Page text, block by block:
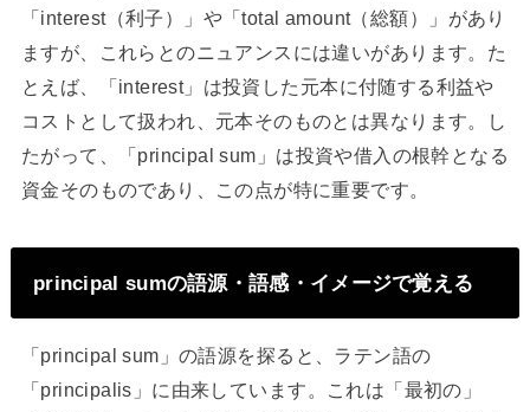
「interest（利子）」や「total amount（総額）」があり
ますが、これらとのニュアンスには違いがあります。た
とえば、「interest」は投資した元本に付随する利益や
コストとして扱われ、元本そのものとは異なります。し
たがって、「principal sum」は投資や借入の根幹となる
資金そのものであり、この点が特に重要です。
principal sumの語源・語感・イメージで覚える
「principal sum」の語源を探ると、ラテン語の
「principalis」に由来しています。これは「最初の」